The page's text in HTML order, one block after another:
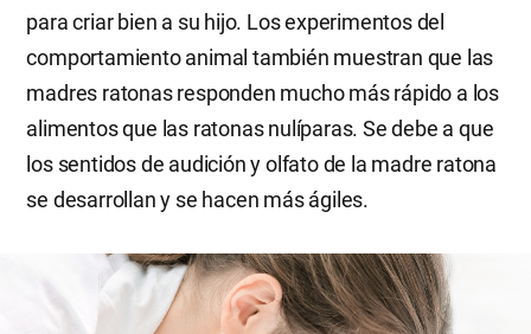
para criar bien a su hijo. Los experimentos del
comportamiento animal también muestran que las
madres ratonas responden mucho más rápido a los
alimentos que las ratonas nulíparas. Se debe a que
los sentidos de audición y olfato de la madre ratona
se desarrollan y se hacen más ágiles.